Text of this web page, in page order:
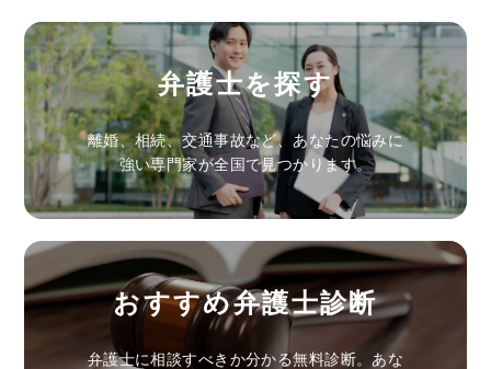
弁護士を探す
離婚、相続、交通事故など、あなたの悩みに
強い専門家が全国で見つかります。
おすすめ弁護士診断
弁護士に相談すべきか分かる無料診断。あな